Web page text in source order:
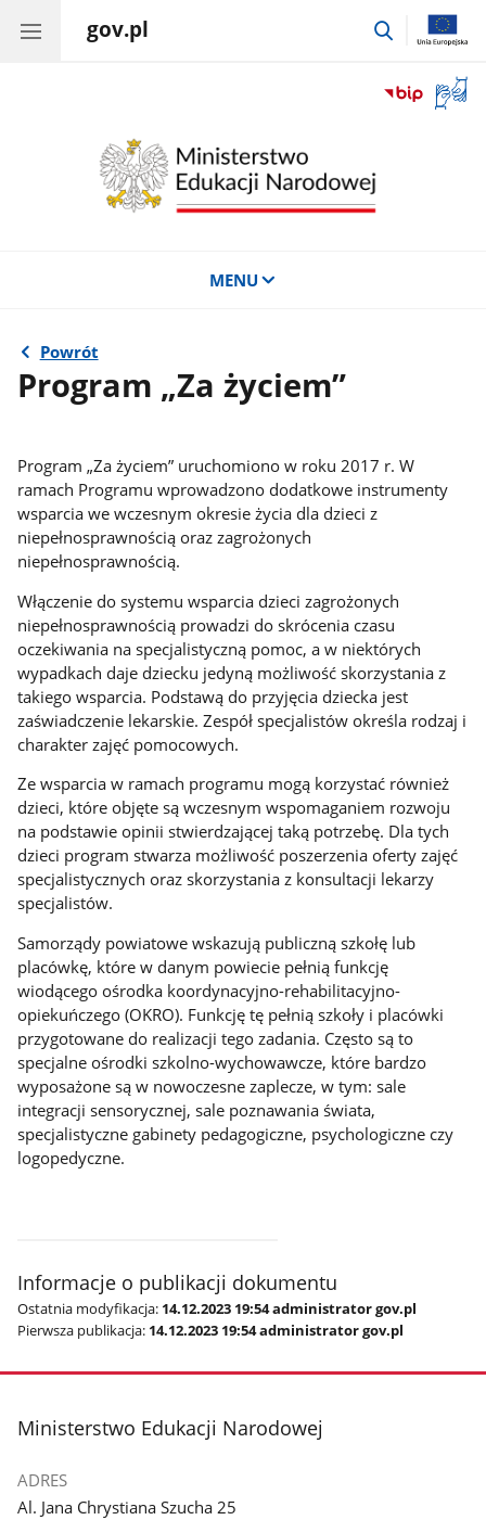
gov.pl
przejdź
okno
MENU
Powrót
Program „Za życiem”
Program „Za życiem” uruchomiono w roku 2017 r. W
ramach Programu wprowadzono dodatkowe instrumenty
wsparcia we wczesnym okresie życia dla dzieci z
niepełnosprawnością oraz zagrożonych
niepełnosprawnością.
Włączenie do systemu wsparcia dzieci zagrożonych
niepełnosprawnością prowadzi do skrócenia czasu
oczekiwania na specjalistyczną pomoc, a w niektórych
wypadkach daje dziecku jedyną możliwość skorzystania z
takiego wsparcia. Podstawą do przyjęcia dziecka jest
zaświadczenie lekarskie. Zespół specjalistów określa rodzaj i
charakter zajęć pomocowych.
Ze wsparcia w ramach programu mogą korzystać również
dzieci, które objęte są wczesnym wspomaganiem rozwoju
na podstawie opinii stwierdzającej taką potrzebę. Dla tych
dzieci program stwarza możliwość poszerzenia oferty zajęć
specjalistycznych oraz skorzystania z konsultacji lekarzy
specjalistów.
Samorządy powiatowe wskazują publiczną szkołę lub
placówkę, które w danym powiecie pełnią funkcję
wiodącego ośrodka koordynacyjno-rehabilitacyjno-
opiekuńczego (OKRO). Funkcję tę pełnią szkoły i placówki
przygotowane do realizacji tego zadania. Często są to
specjalne ośrodki szkolno-wychowawcze, które bardzo
wyposażone są w nowoczesne zaplecze, w tym: sale
integracji sensorycznej, sale poznawania świata,
specjalistyczne gabinety pedagogiczne, psychologiczne czy
logopedyczne.
Informacje o publikacji dokumentu
Ostatnia modyfikacja: 14.12.2023 19:54 administrator gov.pl
Pierwsza publikacja: 14.12.2023 19:54 administrator gov.pl
stopka
Ministerstwo Edukacji Narodowej
ADRES
Al. Jana Chrystiana Szucha 25